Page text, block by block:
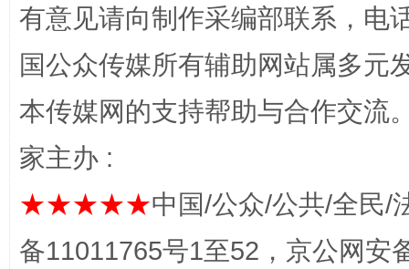
有意见请向制作采编部联系，电
国公众传媒所有辅助网站属多元
本传媒网的支持帮助与合作交流
家主办 :
★★★★★中国/公众/公共/全民/
备11011765号1至52，京公网安